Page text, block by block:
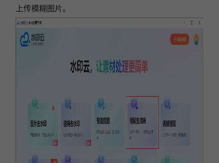
上传模糊图片。